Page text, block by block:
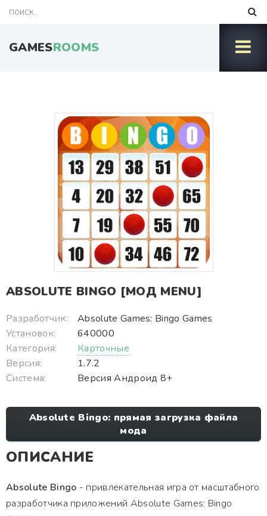
GAMESROOMS
ABSOLUTE BINGO [МОД MENU]
Разработчик:
Absolute Games: Bingo Games
Установок:
640000
Категория:
Карточные
Версия:
1.7.2
Система:
Версия Андроид 8+
Absolute Bingo: прямая загрузка файла
мода
ОПИСАНИЕ
Absolute Bingo - привлекательная игра от масштабного
разработчика приложений Absolute Games: Bingo